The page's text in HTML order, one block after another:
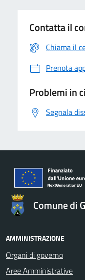
Contatta il
Chiama il
Prenota
Problemi in
Segnala
Comune di
AMMINISTRAZIONE
Organi di governo
Aree Amministrative